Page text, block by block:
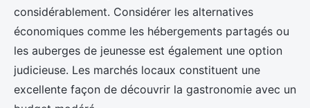
considérablement. Considérer les alternatives
économiques comme les hébergements partagés ou
les auberges de jeunesse est également une option
judicieuse. Les marchés locaux constituent une
excellente façon de découvrir la gastronomie avec un